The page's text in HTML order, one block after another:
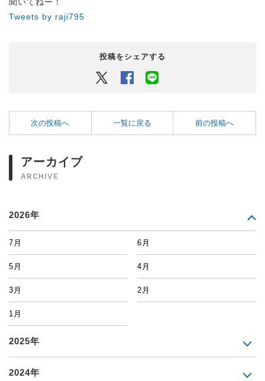
Tweets by raji795
投稿をシェアする
Twitter Facebook
次の投稿へ 一覧に戻る 前の投稿へ
アーカイブ
ARCHIVE
2026年
7月 6月
5月 4月
3月 2月
1月
2025年
2024年